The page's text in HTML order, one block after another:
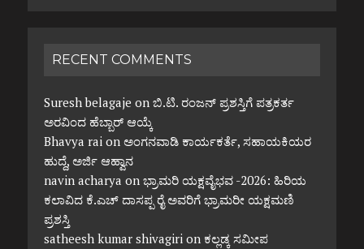
RECENT COMMENTS
Suresh belagaje on ಬಿ.ಟಿ. ರಂಜನ್ ಪ್ರಶಸ್ತಿಗೆ ಪತ್ರಕರ್ತ
ಅರವಿಂದ ಹೆಬ್ಬಾರ್ ಆಯ್ಕೆ
Bhavya raion ಅಂಗನವಾಡಿ ಕಾರ್ಯಕರ್ತೆ, ಸಹಾಯಕಿಯರ
ಹುದ್ದೆ, ಅರ್ಜಿ ಆಹ್ವಾನ
navin acharya on ಭ್ರಾಮರಿ ಯಕ್ಷವೈಭವ -2026: ಹಿರಿಯ
ಕಲಾವಿದ ಕೆ.ಎಚ್ ದಾಸಪ್ಪ ರೈ ಅವರಿಗೆ ಭ್ರಾಮರೀ ಯಕ್ಷಮಣಿ
ಪ್ರಶಸ್ತಿ
satheesh kumar shivagirion ಕಲ್ಲಡ್ಕ ಸಮೀಪ